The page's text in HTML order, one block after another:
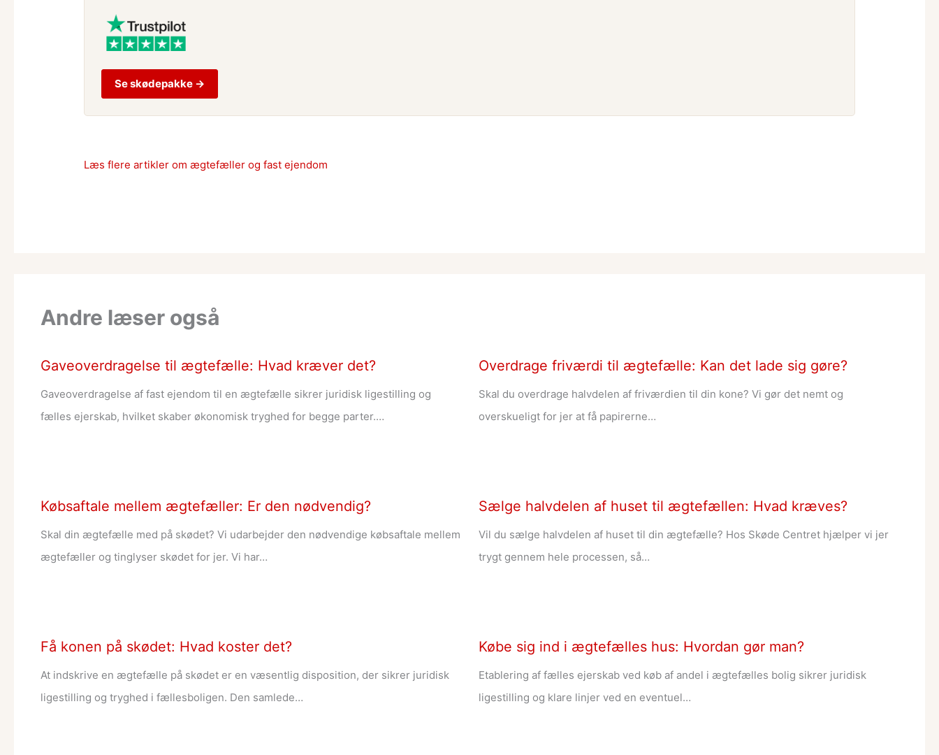
Se skødepakke →
Læs flere artikler om ægtefæller og fast ejendom
Andre læser også
Gaveoverdragelse til ægtefælle: Hvad kræver det?
Gaveoverdragelse af fast ejendom til en ægtefælle sikrer juridisk ligestilling og
fælles ejerskab, hvilket skaber økonomisk tryghed for begge parter.…
Overdrage friværdi til ægtefælle: Kan det lade sig gøre?
Skal du overdrage halvdelen af friværdien til din kone? Vi gør det nemt og
overskueligt for jer at få papirerne…
Købsaftale mellem ægtefæller: Er den nødvendig?
Skal din ægtefælle med på skødet? Vi udarbejder den nødvendige købsaftale mellem
ægtefæller og tinglyser skødet for jer. Vi har…
Sælge halvdelen af huset til ægtefællen: Hvad kræves?
Vil du sælge halvdelen af huset til din ægtefælle? Hos Skøde Centret hjælper vi jer
trygt gennem hele processen, så…
Få konen på skødet: Hvad koster det?
At indskrive en ægtefælle på skødet er en væsentlig disposition, der sikrer juridisk
ligestilling og tryghed i fællesboligen. Den samlede…
Købe sig ind i ægtefælles hus: Hvordan gør man?
Etablering af fælles ejerskab ved køb af andel i ægtefælles bolig sikrer juridisk
ligestilling og klare linjer ved en eventuel…